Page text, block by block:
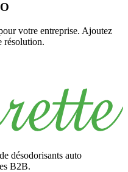
votre entreprise. Ajoutez
résolution.
désodorisants auto
B2B.